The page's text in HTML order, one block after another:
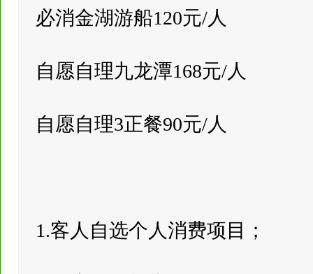
必消金湖游船120元/人
自愿自理九龙潭168元/人
自愿自理3正餐90元/人
1.客人自选个人消费项目；